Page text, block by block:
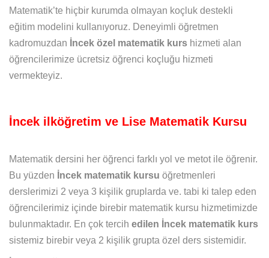
Matematik’te hiçbir kurumda olmayan koçluk destekli
eğitim modelini kullanıyoruz. Deneyimli öğretmen
kadromuzdan İncek özel matematik kurs hizmeti alan
öğrencilerimize ücretsiz öğrenci koçluğu hizmeti
vermekteyiz.
İncek ilköğretim ve Lise Matematik Kursu
Matematik dersini her öğrenci farklı yol ve metot ile öğrenir.
Bu yüzden İncek matematik kursu öğretmenleri
derslerimizi 2 veya 3 kişilik gruplarda ve. tabi ki talep eden
öğrencilerimiz içinde birebir matematik kursu hizmetimizde
bulunmaktadır. En çok tercih edilen İncek matematik kurs
sistemiz birebir veya 2 kişilik grupta özel ders sistemidir.